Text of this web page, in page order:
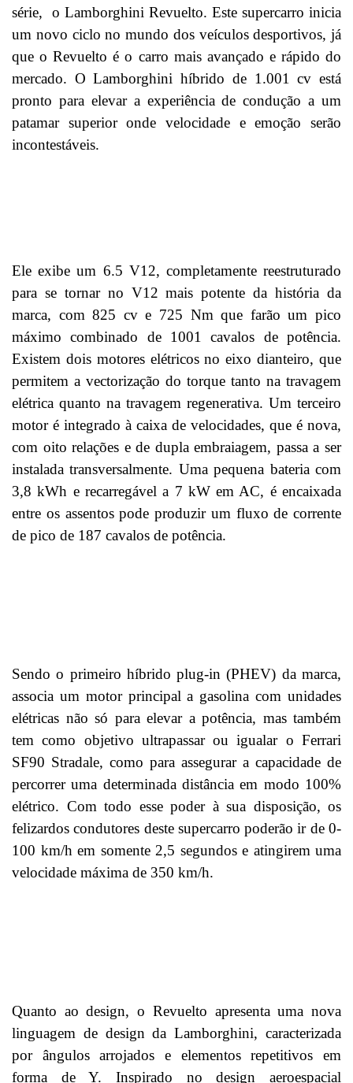
série, o Lamborghini Revuelto. Este supercarro inicia
um novo ciclo no mundo dos veículos desportivos, já
que o Revuelto é o carro mais avançado e rápido do
mercado. O Lamborghini híbrido de 1.001 cv está
pronto para elevar a experiência de condução a um
patamar superior onde velocidade e emoção serão
incontestáveis.
Ele exibe um 6.5 V12, completamente reestruturado
para se tornar no V12 mais potente da história da
marca, com 825 cv e 725 Nm que farão um pico
máximo combinado de 1001 cavalos de potência.
Existem dois motores elétricos no eixo dianteiro, que
permitem a vectorização do torque tanto na travagem
elétrica quanto na travagem regenerativa. Um terceiro
motor é integrado à caixa de velocidades, que é nova,
com oito relações e de dupla embraiagem, passa a ser
instalada transversalmente. Uma pequena bateria com
3,8 kWh e recarregável a 7 kW em AC, é encaixada
entre os assentos pode produzir um fluxo de corrente
de pico de 187 cavalos de potência.
Sendo o primeiro híbrido plug-in (PHEV) da marca,
associa um motor principal a gasolina com unidades
elétricas não só para elevar a potência, mas também
tem como objetivo ultrapassar ou igualar o Ferrari
SF90 Stradale, como para assegurar a capacidade de
percorrer uma determinada distância em modo 100%
elétrico. Com todo esse poder à sua disposição, os
felizardos condutores deste supercarro poderão ir de 0-
100 km/h em somente 2,5 segundos e atingirem uma
velocidade máxima de 350 km/h.
Quanto ao design, o Revuelto apresenta uma nova
linguagem de design da Lamborghini, caracterizada
por ângulos arrojados e elementos repetitivos em
forma de Y. Inspirado no design aeroespacial